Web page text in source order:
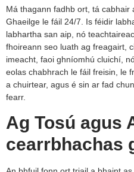
Má thagann fadhb ort, tá cabhair
Ghaeilge le fáil 24/7. Is féidir
labhartha san aip, nó
fhoireann seo luath ag freagairt,
imeacht, faoi ghníomhú cluichí,
eolas chabhrach le fáil freisin, le
a chuirtear, agus é sin ar fad
fearr.
Ag Tosú agus
cearrbhachas